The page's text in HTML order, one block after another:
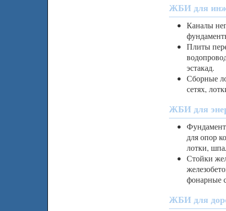
ЖБИ для
Каналы
Плиты
эстакад.
Сборные
сетях,
ЖБИ для
для опор
лотки,
Стойки
фонарные
ЖБИ для